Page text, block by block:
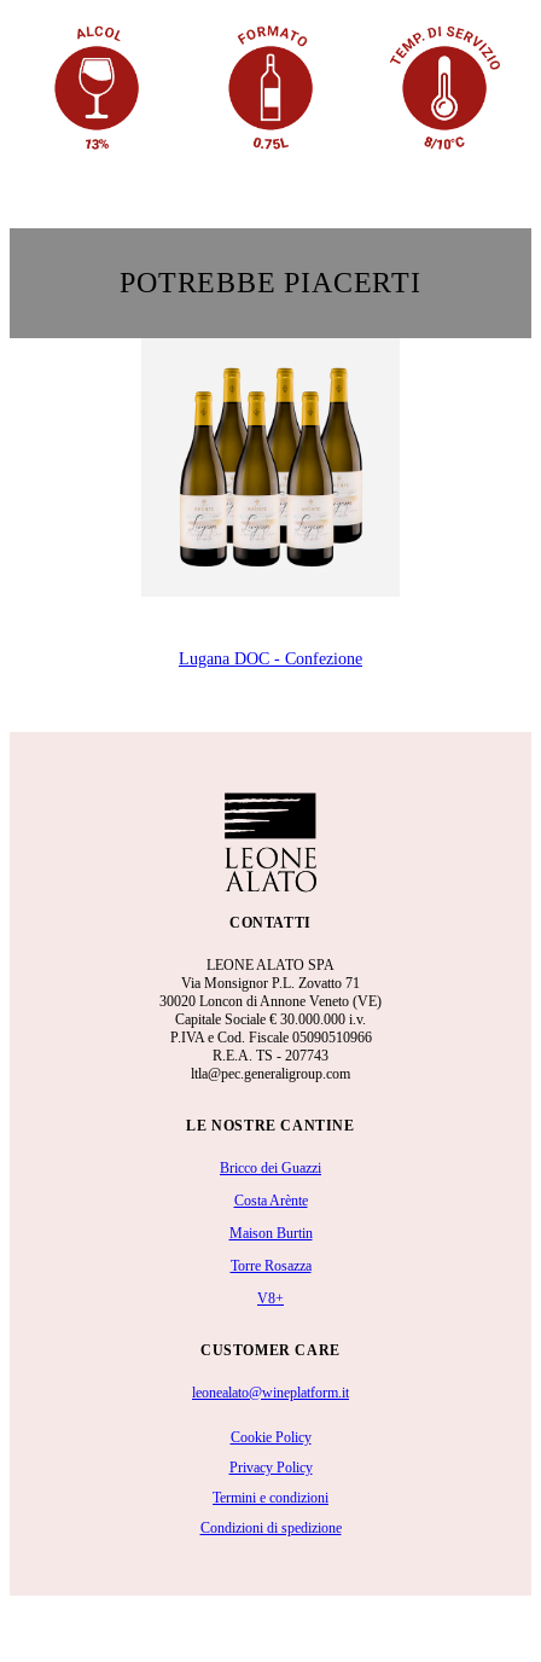
POTREBBE PIACERTI
Lugana DOC - Confezione
CONTATTI
LEONE ALATO SPA
Via Monsignor P.L. Zovatto 71
30020 Loncon di Annone Veneto (VE)
Capitale Sociale € 30.000.000 i.v.
P.IVA e Cod. Fiscale 05090510966
R.E.A. TS - 207743
ltla@pec.generaligroup.com
LE NOSTRE CANTINE
Bricco dei Guazzi
Costa Arènte
Maison Burtin
Torre Rosazza
V8+
CUSTOMER CARE
leonealato@wineplatform.it
Cookie Policy
Privacy Policy
Termini e condizioni
Condizioni di spedizione